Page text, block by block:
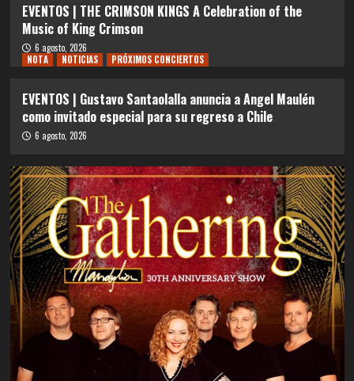
EVENTOS | THE CRIMSON KINGS A Celebration of the
Music of King Crimson
6 agosto, 2026
NOTA
NOTICIAS PRÓXIMOS CONCIERTOS
EVENTOS | Gustavo Santaolalla anuncia a Angel Maulén
como invitado especial para su regreso a Chile
6 agosto, 2026